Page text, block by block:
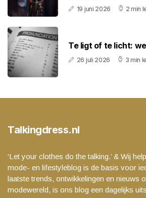
19 juni 2026 2 min
Te ligt of te licht:
26 juli 2026 3 min
Talkingdress.nl
‘Let your clothes do the talking.’ & Wij
mode- en lifestyleblog is de basis voor
laatste trends, ontwikkelingen en nieuws
modewereld, is ons blog een dagelijks